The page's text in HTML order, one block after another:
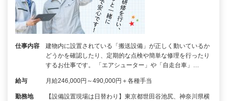
仕事内容
建物内に設置されている「搬送設備」が正しく動いているか
どうかを確認したり、定期的な点検や簡単な修理を行ったり
するお仕事です。 「エアシューター」や「自走台車」…
給与 月給246,000円～490,000円＋各種手当
勤務地
【設備設置現場は日替わり】東京都世田谷池尻、神奈川県横